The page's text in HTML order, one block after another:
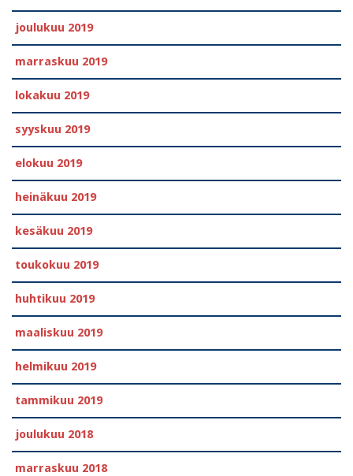
joulukuu 2019
marraskuu 2019
lokakuu 2019
syyskuu 2019
elokuu 2019
heinäkuu 2019
kesäkuu 2019
toukokuu 2019
huhtikuu 2019
maaliskuu 2019
helmikuu 2019
tammikuu 2019
joulukuu 2018
marraskuu 2018